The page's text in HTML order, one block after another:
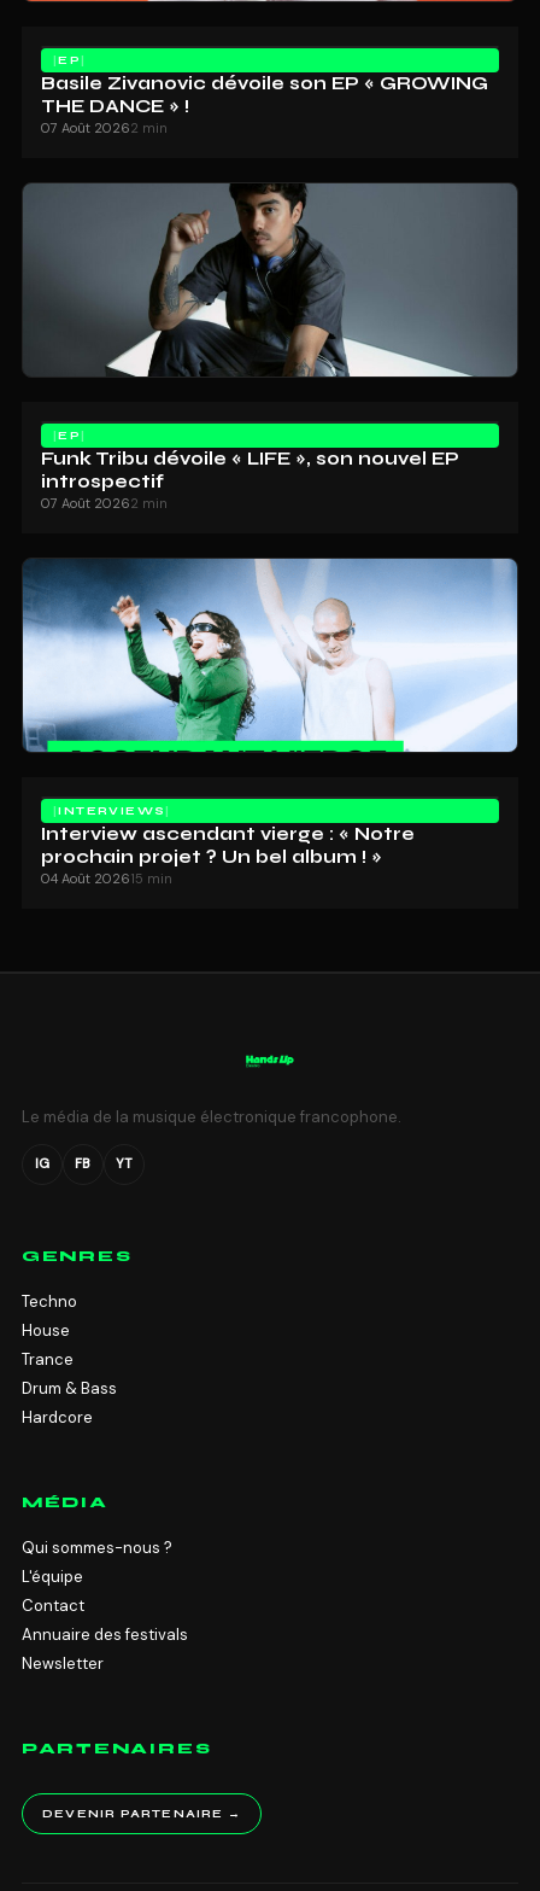
EP
Basile Zivanovic dévoile son EP « GROWING
THE DANCE » !
07 Août 20262 min
EP
Funk Tribu dévoile « LIFE », son nouvel EP
introspectif
07 Août 20262 min
INTERVIEWS
Interview ascendant vierge : « Notre
prochain projet ? Un bel album ! »
04 Août 202615 min
Le média de la musique électronique francophone.
IG FB YT
GENRES
Techno
House
Trance
Drum & Bass
Hardcore
MÉDIA
Qui sommes-nous ?
L'équipe
Contact
Annuaire des festivals
Newsletter
PARTENAIRES
DEVENIR PARTENAIRE →